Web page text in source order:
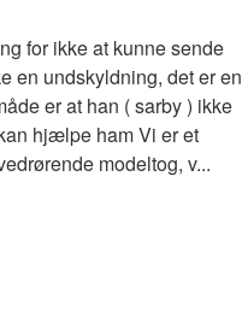
for ikke at kunne sende
en undskyldning, det er en
er at han ( sarby ) ikke
hjælpe ham Vi er et
modeltog, v...